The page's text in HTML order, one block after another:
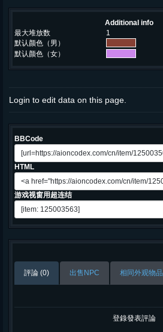
Additional info
最大堆放数
1
默认颜色（男）
默认颜色（女）
Login to edit data on this page.
BBCode
HTML
游戏视窗用超连结
評論 (0) 出售NPC 相同外观物品
登錄發表評論